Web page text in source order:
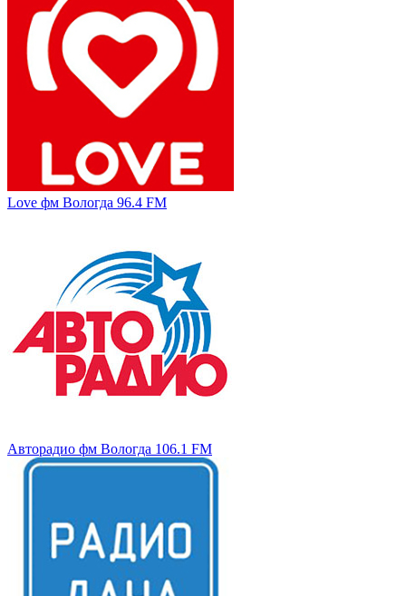
Love фм Вологда 96.4 FM
Авторадио фм Вологда 106.1 FM